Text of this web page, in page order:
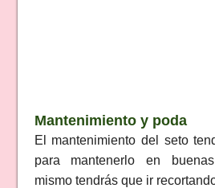
Mantenimiento y poda
El mantenimiento del seto
para mantenerlo en
mismo tendrás que ir